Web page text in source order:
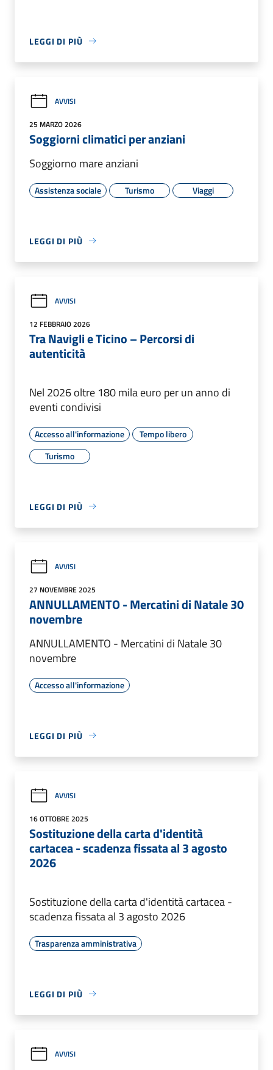
LEGGI DI PIÙ
AVVISI
25 MARZO 2026
Soggiorni climatici per anziani
Soggiorno mare anziani
Assistenza sociale Turismo Viaggi
LEGGI DI PIÙ
AVVISI
12 FEBBRAIO 2026
Tra Navigli e Ticino – Percorsi di
autenticità
Nel 2026 oltre 180 mila euro per un anno di
eventi condivisi
Accesso all'informazione
Tempo libero
Turismo
LEGGI DI PIÙ
AVVISI
27 NOVEMBRE 2025
ANNULLAMENTO - Mercatini di Natale 30
novembre
ANNULLAMENTO - Mercatini di Natale 30
novembre
Accesso all'informazione
LEGGI DI PIÙ
AVVISI
16 OTTOBRE 2025
Sostituzione della carta d'identità
cartacea - scadenza fissata al 3 agosto
2026
Sostituzione della carta d'identità cartacea -
scadenza fissata al 3 agosto 2026
Trasparenza amministrativa
LEGGI DI PIÙ
AVVISI